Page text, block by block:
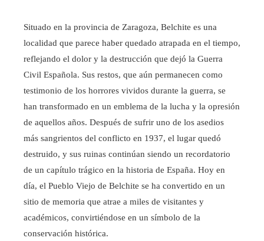
Situado en la provincia de Zaragoza, Belchite es una
localidad que parece haber quedado atrapada en el tiempo,
reflejando el dolor y la destrucción que dejó la Guerra
Civil Española. Sus restos, que aún permanecen como
testimonio de los horrores vividos durante la guerra, se
han transformado en un emblema de la lucha y la opresión
de aquellos años. Después de sufrir uno de los asedios
más sangrientos del conflicto en 1937, el lugar quedó
destruido, y sus ruinas continúan siendo un recordatorio
de un capítulo trágico en la historia de España. Hoy en
día, el Pueblo Viejo de Belchite se ha convertido en un
sitio de memoria que atrae a miles de visitantes y
académicos, convirtiéndose en un símbolo de la
conservación histórica.